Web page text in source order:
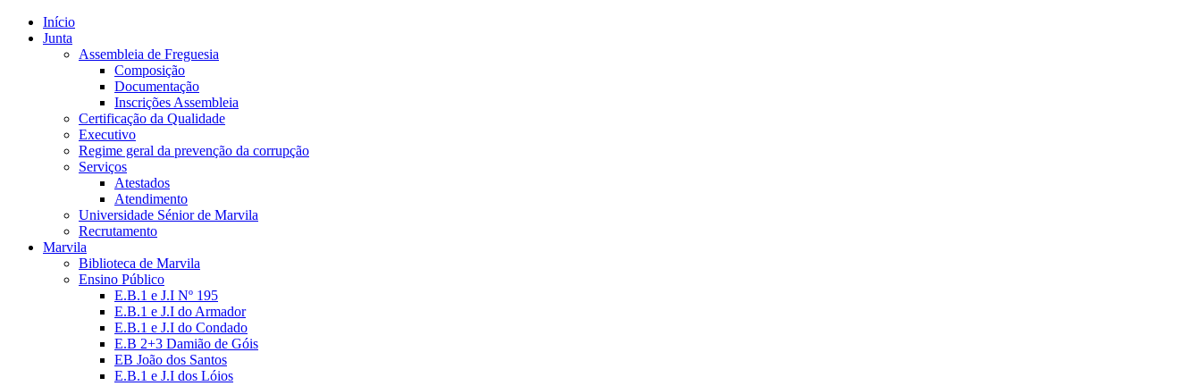
Início
Junta
Assembleia de Freguesia
Composição
Documentação
Inscrições Assembleia
Certificação da Qualidade
Executivo
Regime geral da prevenção da corrupção
Serviços
Atestados
Atendimento
Universidade Sénior de Marvila
Recrutamento
Marvila
Biblioteca de Marvila
Ensino Público
E.B.1 e J.I Nº 195
E.B.1 e J.I do Armador
E.B.1 e J.I do Condado
E.B 2+3 Damião de Góis
EB João dos Santos
E.B.1 e J.I dos Lóios